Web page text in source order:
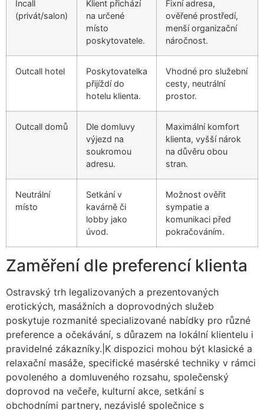
Incall
(privát/salon)
Klient přichází
na určené
místo
poskytovatele.
Fixní adresa,
ověřené prostředí,
menší organizační
náročnost.
Outcall hotel
Poskytovatelka
přijíždí do
hotelu klienta.
Vhodné pro služební
cesty, neutrální
prostor.
Outcall domů
Dle domluvy
výjezd na
soukromou
adresu.
Maximální komfort
klienta, vyšší nárok
na důvěru obou
stran.
Neutrální
místo
Setkání v
kavárně či
lobby jako
úvod.
Možnost ověřit
sympatie a
komunikaci před
pokračováním.
Zaměření dle preferencí klienta
Ostravský trh legalizovaných a prezentovaných
erotických, masážních a doprovodných služeb
poskytuje rozmanité specializované nabídky pro různé
preference a očekávání, s důrazem na lokální klientelu i
pravidelné zákazníky.|K dispozici mohou být klasické a
relaxační masáže, specifické masérské techniky v rámci
povoleného a domluveného rozsahu, společenský
doprovod na večeře, kulturní akce, setkání s
obchodními partnery, nezávislé společnice s